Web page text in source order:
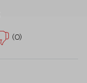
(0)